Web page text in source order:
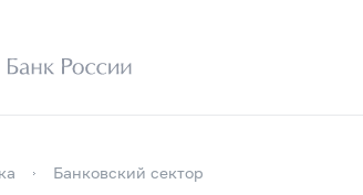
Банковский сектор